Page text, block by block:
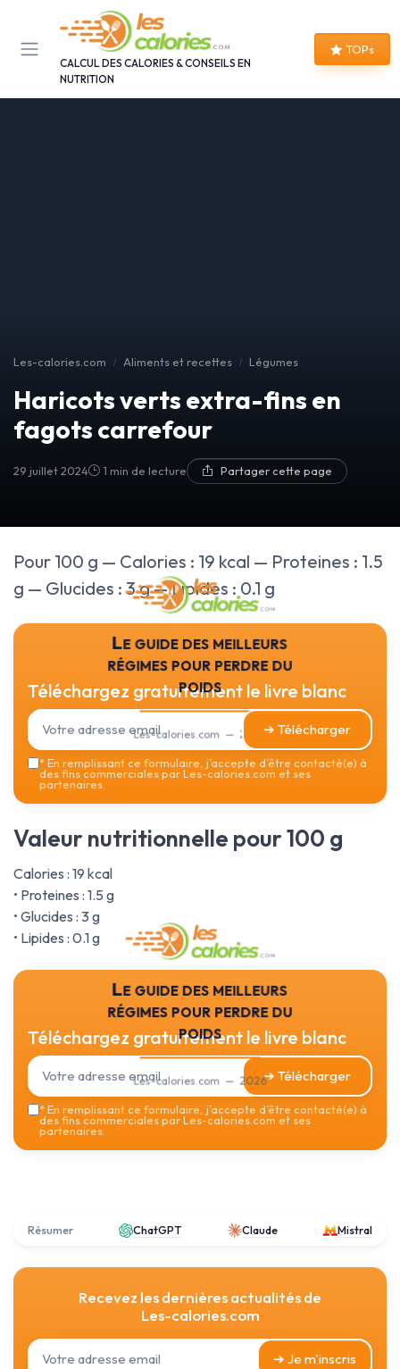
CALCUL DES CALORIES & CONSEILS EN
NUTRITION
TOPs
Les-calories.com Aliments et recettes Légumes
Haricots verts extra-fins en
fagots carrefour
29 juillet 2024 1 min de lecture Partager cette page
Pour 100 g — Calories : 19 kcal — Proteines : 1.5
g — Glucides : 3 g — Lipides : 0.1 g
Le guide des meilleurs
régimes pour perdre du
poids
Les-calories.com — 2026
Téléchargez gratuitement le livre blanc
➔ Télécharger
*En remplissant ce formulaire, j’accepte d’être contacté(e) à
des fins commerciales par Les-calories.com et ses
partenaires.
Valeur nutritionnelle pour 100 g
Calories : 19 kcal
• Proteines : 1.5 g
• Glucides : 3 g
• Lipides : 0.1 g
Le guide des meilleurs
régimes pour perdre du
poids
Les-calories.com — 2026
Téléchargez gratuitement le livre blanc
➔ Télécharger
*En remplissant ce formulaire, j’accepte d’être contacté(e) à
des fins commerciales par Les-calories.com et ses
partenaires.
Résumer ChatGPT Claude Mistral
Recevez les dernières actualités de
Les-calories.com
➔ Je m'inscris
Panneau de gestion des cookies